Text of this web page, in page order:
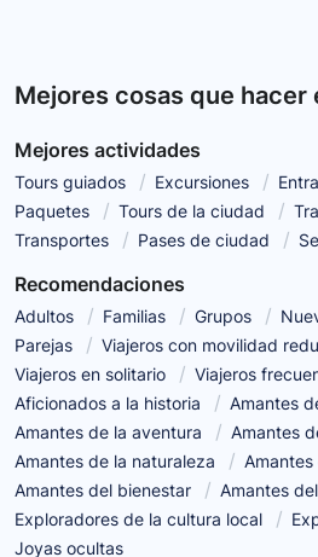
Mejores cosas que hacer
Mejores actividades
Tours guiados Excursiones
Paquetes
Tours de la ciudad
Transportes
Pases de ciudad
Recomendaciones
Adultos Familias Grupos
Parejas
Viajeros con movilidad
Viajeros en solitario
Viajeros
Aficionados a la historia
Amantes
Amantes de la aventura
Amantes
Amantes de la naturaleza
Amantes del bienestar
Amantes
Exploradores de la cultura local
Joyas ocultas